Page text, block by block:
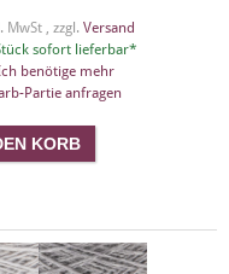
MwSt , zzgl. Versand
sofort lieferbar*
benötige mehr
Partie anfragen